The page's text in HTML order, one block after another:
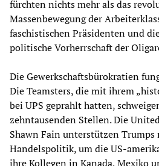
fürchten nichts mehr als das
Massenbewegung der
faschistischen Präsidenten und
politische Vorherrschaft der
Die Gewerkschaftsbürokratien
Die Teamsters, die mit ihrem
bei UPS geprahlt hatten,
zehntausenden Stellen. Die
Shawn Fain unterstützen
Handelspolitik, um die US-
ihre Kollegen in Kanada, Mexiko